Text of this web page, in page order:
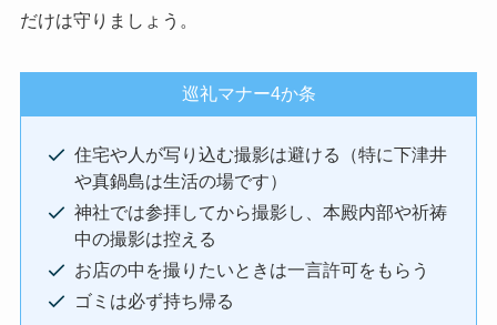
だけは守りましょう。
巡礼マナー4か条
住宅や人が写り込む撮影は避ける（特に下津井
や真鍋島は生活の場です）
神社では参拝してから撮影し、本殿内部や祈祷
中の撮影は控える
お店の中を撮りたいときは一言許可をもらう
ゴミは必ず持ち帰る